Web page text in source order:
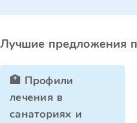
Лучшие предложения
🏥 Профили
лечения в
санаториях и